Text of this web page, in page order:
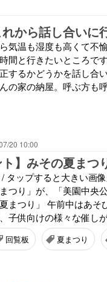
気温も湿度も高くて不
間と行きたいところで
するかどうかを話し合
の家の納屋。呼ぶ方も
20 10:00
ト】みその夏まつ
タップすると大きい画
まつり」が、「美園中
まつり」 午前中はあ
子供向けの様々な催し
回覧板 夏まつり